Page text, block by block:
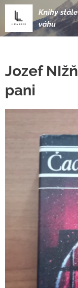
Knihy
váhu
Jozef
pani